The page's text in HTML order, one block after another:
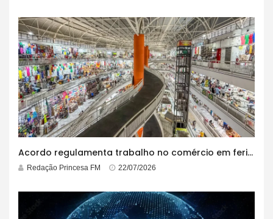
Acordo regulamenta trabalho no comércio em feriados
Redação Princesa FM 22/07/2026